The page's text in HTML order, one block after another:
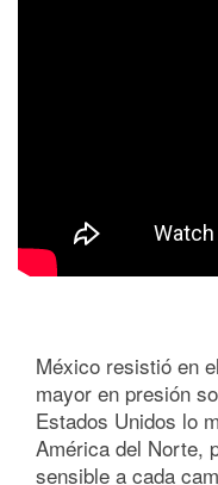
México resistió en
mayor en presión
Estados Unidos lo
América del Norte,
sensible a cada